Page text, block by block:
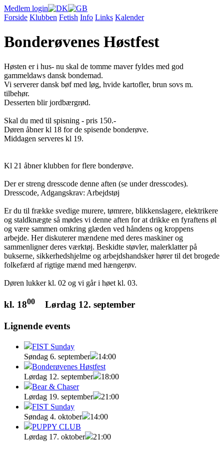
Medlem login
Forside Klubben Fetish Info Links Kalender
Bonderøvenes Høstfest
Høsten er i hus- nu skal de tomme maver fyldes med god
gammeldaws dansk bondemad.
Vi serverer dansk bøf med løg, hvide kartofler, brun sovs m.
tilbehør.
Desserten blir jordbærgrød.
Skal du med til spisning - pris 150.-
Døren åbner kl 18 for de spisende bonderøve.
Middagen serveres kl 19.
Kl 21 åbner klubben for flere bonderøve.
Der er streng dresscode denne aften (se under dresscodes).
Dresscode, Adgangskrav: Arbejdstøj
Er du til frække svedige murere, tømrere, blikkenslagere, elektrikere
og staldknægte så mødes vi denne aften for at drikke en fyraftens øl
og være sammen omkring glæden ved håndens og kroppens
arbejde. Her diskuterer mændene med deres maskiner og
sammenligner deres værktøj. Beskidte støvler, malerklatter på
bukserne, sikkerhedshjelme og arbejdshandsker hører til det brogede
folkefærd af rigtige mænd med hængerøv.
Døren lukker kl. 02 og vi går i høet kl. 03.
kl. 1800 Lørdag 12. september
Lignende events
FIST Sunday
Søndag 6. september
14:00
Bonderøvenes Høstfest
Lørdag 12. september
18:00
Bear & Chaser
Lørdag 19. september
21:00
FIST Sunday
Søndag 4. oktober
14:00
PUPPY CLUB
Lørdag 17. oktober
21:00